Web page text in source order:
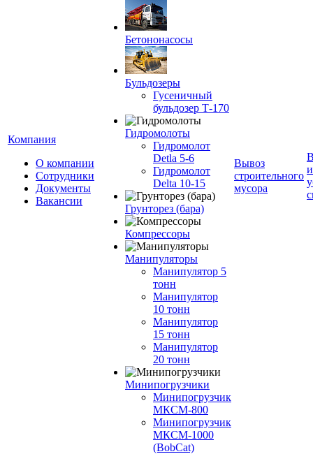
Компания
О компании
Сотрудники
Документы
Вакансии
Бетононасосы
Бульдозеры
Гусеничный
бульдозер Т-170
Гидромолоты
Гидромолот
Detla 5-6
Гидромолот
Delta 10-15
Грунторез (бара)
Компрессоры
Манипуляторы
Манипулятор 5
тонн
Манипулятор
10 тонн
Манипулятор
15 тонн
Манипулятор
20 тонн
Минипогрузчики
Минипогрузчик
МКСМ-800
Минипогрузчик
МКСМ-1000
(BobCat)
Вывоз
строительного
мусора
и